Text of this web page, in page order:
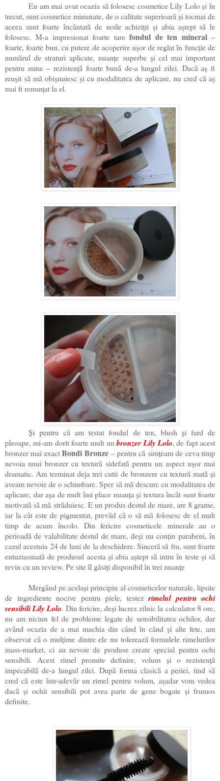
Eu am mai avut ocazia să folosesc cosmetice Lily Lolo și în
trecut, sunt cosmetice minunate, de o calitate superioară și tocmai de
aceea sunt foarte încântată de noile achiziții și abia aștept să le
folosesc. M-a impresionat foarte tarefondul de ten mineral–
foarte, foarte bun, cu putere de acoperire ușor de reglat în funcție de
numărul de straturi aplicate, nuanțe superbe și cel mai important
pentru mine – rezistență foarte bună de-a lungul zilei. Dacă aș fi
reușit să mă obișnuiesc și cu modalitatea de aplicare, nu cred că aș
mai fi renunțat la el.
Și pentru că am testat fondul de ten, blush și fard de
pleoape, mi-am dorit foarte mult unbronzer Lily Lolo, de fapt acest
bronzer mai exactBondi Bronze– pentru că simțeam de ceva timp
nevoia unui bronzer cu textură sidefată pentru un aspect ușor mai
dramatic. Am terminat deja trei cutii de bronzere cu textură mată și
aveam nevoie de o schimbare. Sper să mă descurc cu modalitatea de
aplicare, dar așa de mult îmi place nuanța și textura încât sunt foarte
motivată să mă străduiesc. E un produs destul de mare, are 8 grame,
iar la cât este de pigmentat, prevăd că o să mă folosesc de el mult
timp de acum încolo. Din fericire cosmeticele minerale au o
perioadă de valabilitate destul de mare, deși nu conțin parabeni, în
cazul acestuia 24 de luni de la deschidere. Sinceră să fiu, sunt foarte
entuziasmată de produsul acesta și abia aștept să intru în teste și să
revin cu un review. Pe site îl găsiți disponibil în trei nuanțe
Mergând pe același principiu al cosmeticelor naturale, lipsite
de ingrediente nocive pentru piele, testez rimelul pentru ochi
sensibili Lily Lolo. Din fericire, deși lucrez zilnic la calculator 8 ore,
nu am niciun fel de probleme legate de sensibilitatea ochilor, dar
având ocazia de a mai machia din când în când și alte fete, am
observat că o mulțime dintre ele nu tolerează formulele rimelurilor
mass-market, ci au nevoie de produse create special pentru ochi
sensibili. Acest rimel promite definire, volum și o rezistență
impecabilă de-a lungul zilei. După forma clasică a periei, tind să
cred că este într-adevăr un rimel pentru volum, așadar vom vedea
dacă și ochii sensibili pot avea parte de gene bogate și frumos
definite.